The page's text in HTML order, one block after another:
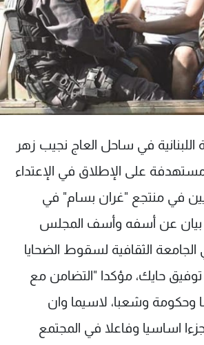
في ساحل العاج نجيب زهر
مستهدفة على الإطلاق في الإعتداء
في منتجع "غران بسام" في
بيان عن أسفه وأسف المجلس
الجامعة الثقافية لسقوط الضحايا
توفيق حايك، مؤكدا "التضامن مع
وحكومة وشعبا، لاسيما وان
اساسيا وفاعلا في المجتمع
وظائف
تواصل معنا
شروط الإسـتخدام
سياسة الخصوصية